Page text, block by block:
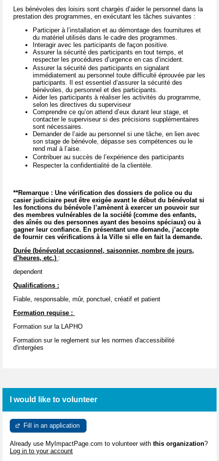
Les bénévoles des loisirs sont chargés d’aider le personnel dans la
prestation des programmes, en exécutant les tâches suivantes :
Participer à l’installation et au démontage des fournitures et
du matériel utilisés dans le cadre des programmes.
Interagir avec les participants de façon positive.
Assurer la sécurité des participants en tout temps, et
respecter les procédures d’urgence en cas d’incident.
Assurer la sécurité des participants en signalant
immédiatement au personnel toute difficulté éprouvée par les
participants. Il est essentiel d’assurer la sécurité des
bénévoles, du personnel et des participants.
Aider les participants à réaliser les activités du programme,
selon les directives du superviseur
Comprendre ce qu’on attend d’eux durant leur stage, et
contacter le superviseur si des précisions supplémentaires
sont nécessaires.
Demander de l’aide au personnel si une tâche, en lien avec
son stage de bénévole, dépasse ses compétences ou le
rend mal à l’aise.
Contribuer au succès de l’expérience des participants
Respecter la confidentialité de la clientèle.
**Remarque : Une vérification des dossiers de police ou du
casier judiciaire peut être exigée avant le début du bénévolat si
les fonctions du bénévole l’amènent à exercer un pouvoir sur
des membres vulnérables de la société (comme des enfants,
des aînés ou des personnes ayant des besoins spéciaux) ou à
gagner leur confiance. En présentant une demande, j’accepte
de fournir ces vérifications à la Ville si elle en fait la demande.
Durée (bénévolat occasionnel, saisonnier, nombre de jours,
d’heures, etc.) :
dependent
Qualifications :
Fiable, responsable, mûr, ponctuel, créatif et patient
Formation requise :
Formation sur la LAPHO
Formation sur le reglement sur les normes d'accessibilité
d'intergées
I would like to volunteer
Fill in an application
Already use MyImpactPage.com to volunteer with this organization?
Log in to your account